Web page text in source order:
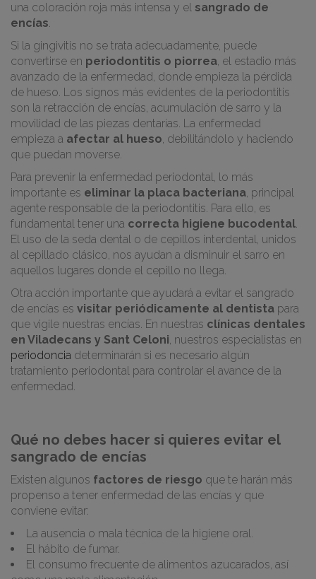
una coloración roja más intensa y el sangrado de
encías.
Si la gingivitis no se trata adecuadamente, puede
convertirse en periodontitis o piorrea, el estadio más
avanzado de la enfermedad, donde empieza la pérdida
de hueso. Los signos más evidentes de la periodontitis
son la retracción de encías, acumulación de sarro y la
movilidad de las piezas dentarías. La enfermedad
empieza a afectar al hueso, debilitándolo y haciendo
que puedan moverse.
Para prevenir la enfermedad periodontal, lo más
importante es eliminar la placa bacteriana, principal
agente responsable de la periodontitis. Para ello, es
fundamental tener una correcta higiene bucodental.
El uso de la seda dental o de cepillos interdental, unidos
al cepillado clásico, nos ayudan a disminuir el sarro en
aquellos lugares donde el cepillo no llega.
Otra acción importante que ayudará a evitar el sangrado
de encías es visitar periódicamente al dentista para
que vigile nuestras encías. En nuestras clínicas dentales
en Viladecans y Sant Celoni, nuestros especialistas en
periodoncia determinarán si es necesario algún
tratamiento periodontal para controlar el avance de la
enfermedad.
Qué no debes hacer si quieres evitar el
sangrado de encías
Existen algunos factores de riesgo que te harán más
propenso a tener enfermedad de las encías y que
conviene evitar:
La ausencia o mala técnica de la higiene oral.
El hábito de fumar.
El consumo frecuente de alimentos azucarados, así